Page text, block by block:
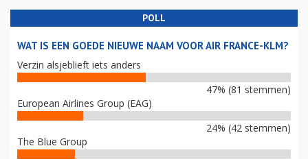
POLL
WAT IS EEN GOEDE NIEUWE NAAM VOOR AIR FRANCE-KLM?
Verzin alsjeblieft iets anders
47% (81 stemmen)
European Airlines Group (EAG)
24% (42 stemmen)
The Blue Group